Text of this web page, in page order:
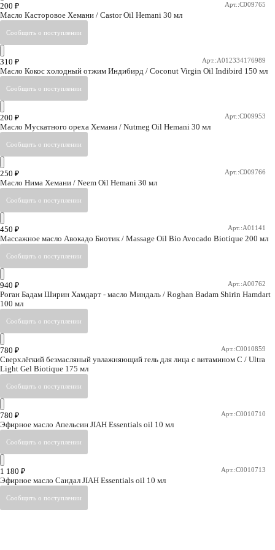
Арт.:C009765
200 ₽
Масло Касторовое Хемани / Castor Oil Hemani 30 мл
Арт.:A012334176989
310 ₽
Масло Кокос холодный отжим Индибирд / Coconut Virgin Oil Indibird 150 мл
Арт.:C009953
200 ₽
Масло Мускатного ореха Хемани / Nutmeg Oil Hemani 30 мл
Арт.:C009766
250 ₽
Масло Нима Хемани / Neem Oil Hemani 30 мл
Арт.:A01141
450 ₽
Массажное масло Авокадо Биотик / Massage Oil Bio Avocado Biotique 200 мл
Арт.:A00762
940 ₽
Роган Бадам Ширин Хамдарт - масло Миндаль / Roghan Badam Shirin Hamdart
100 мл
Арт.:C0010859
780 ₽
Сверхлёгкий безмасляный увлажняющий гель для лица с витамином С / Ultra
Light Gel Biotique 175 мл
Арт.:C0010710
780 ₽
Эфирное масло Апельсин JIAH Essentials oil 10 мл
Арт.:C0010713
1 180 ₽
Эфирное масло Сандал JIAH Essentials oil 10 мл